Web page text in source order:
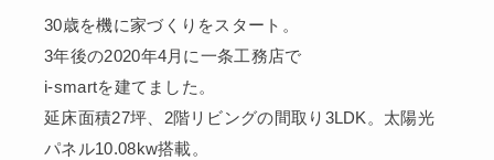
30歳を機に家づくりをスタート。
3年後の2020年4月に一条工務店で
i-smartを建てました。
延床面積27坪、2階リビングの間取り3LDK。太陽光
パネル10.08kw搭載。